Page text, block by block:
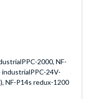
2000, NF-
24V-
NF-P14s redux-1200